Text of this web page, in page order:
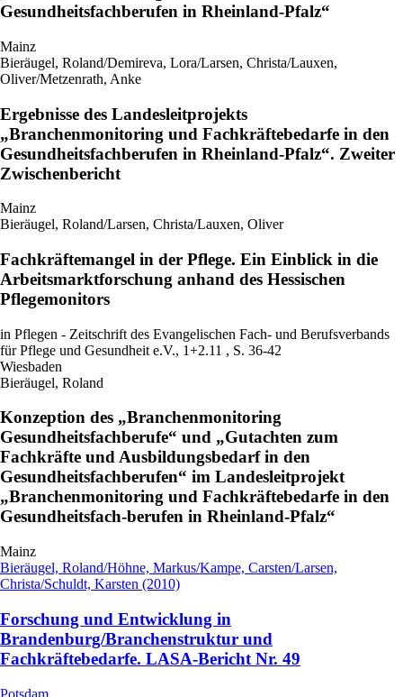
Gesundheitsfachberufen in Rheinland-Pfalz“
Mainz
Bieräugel, Roland/Demireva, Lora/Larsen, Christa/Lauxen,
Oliver/Metzenrath, Anke
Ergebnisse des Landesleitprojekts
„Branchenmonitoring und Fachkräftebedarfe in den
Gesundheitsfachberufen in Rheinland-Pfalz“. Zweiter
Zwischenbericht
Mainz
Bieräugel, Roland/Larsen, Christa/Lauxen, Oliver
Fachkräftemangel in der Pflege. Ein Einblick in die
Arbeitsmarktforschung anhand des Hessischen
Pflegemonitors
in Pflegen - Zeitschrift des Evangelischen Fach- und Berufsverbands
für Pflege und Gesundheit e.V., 1+2.11 , S. 36-42
Wiesbaden
Bieräugel, Roland
Konzeption des „Branchenmonitoring
Gesundheitsfachberufe“ und „Gutachten zum
Fachkräfte und Ausbildungsbedarf in den
Gesundheitsfachberufen“ im Landesleitprojekt
„Branchenmonitoring und Fachkräftebedarfe in den
Gesundheitsfach-berufen in Rheinland-Pfalz“
Mainz
Bieräugel, Roland/Höhne, Markus/Kampe, Carsten/Larsen,
Christa/Schuldt, Karsten (2010)
Forschung und Entwicklung in
Brandenburg/Branchenstruktur und
Fachkräftebedarfe. LASA-Bericht Nr. 49
Potsdam